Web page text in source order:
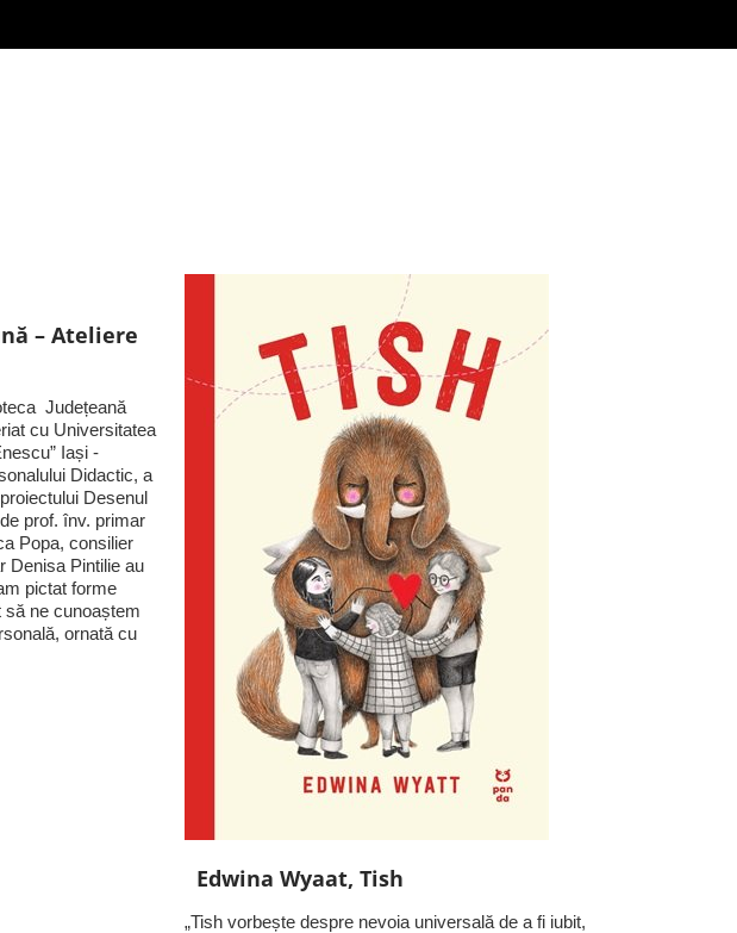
– Ateliere
Județeană
cu Universitatea
Iași -
Didactic, a
Desenul
prof. înv. primar
Popa, consilier
Denisa Pintilie au
pictat forme
ne cunoaștem
ornată cu
Edwina Wyaat, Tish
„Tish vorbește despre nevoia universală de a fi iubit,